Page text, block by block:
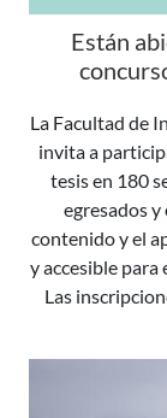
Están
La Facultad de
invita a
tesis en 180
egresados y
contenido y el
y accesible para
Las